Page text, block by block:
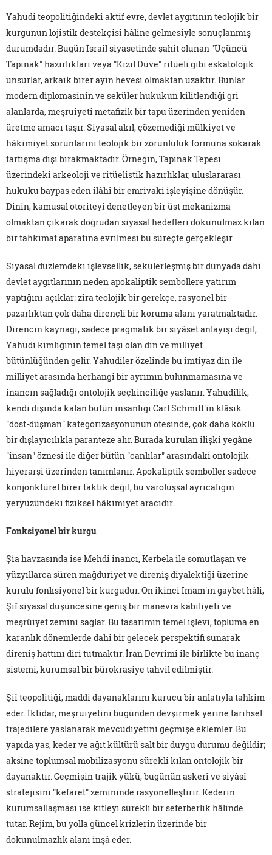
Yahudi teopolitiğindeki aktif evre, devlet aygıtının teolojik bir
kurgunun lojistik destekçisi hâline gelmesiyle sonuçlanmış
durumdadır. Bugün İsrail siyasetinde şahit olunan "Üçüncü
Tapınak" hazırlıkları veya "Kızıl Düve" ritüeli gibi eskatolojik
unsurlar, arkaik birer ayin hevesi olmaktan uzaktır. Bunlar
modern diplomasinin ve seküler hukukun kilitlendiği gri
alanlarda, meşruiyeti metafizik bir tapu üzerinden yeniden
üretme amacı taşır. Siyasal akıl, çözemediği mülkiyet ve
hâkimiyet sorunlarını teolojik bir zorunluluk formuna sokarak
tartışma dışı bırakmaktadır. Örneğin, Tapınak Tepesi
üzerindeki arkeoloji ve ritüelistik hazırlıklar, uluslararası
hukuku baypas eden ilâhî bir emrivaki işleyişine dönüşür.
Dinin, kamusal otoriteyi denetleyen bir üst mekanizma
olmaktan çıkarak doğrudan siyasal hedefleri dokunulmaz kılan
bir tahkimat aparatına evrilmesi bu süreçte gerçekleşir.
Siyasal düzlemdeki işlevsellik, sekülerleşmiş bir dünyada dahi
devlet aygıtlarının neden apokaliptik sembollere yatırım
yaptığını açıklar; zira teolojik bir gerekçe, rasyonel bir
pazarlıktan çok daha dirençli bir koruma alanı yaratmaktadır.
Direncin kaynağı, sadece pragmatik bir siyâset anlayışı değil,
Yahudi kimliğinin temel taşı olan din ve milliyet
bütünlüğünden gelir. Yahudiler özelinde bu imtiyaz din ile
milliyet arasında herhangi bir ayrımın bulunmamasına ve
inancın sağladığı ontolojik seçkinciliğe yaslanır. Yahudilik,
kendi dışında kalan bütün insanlığı Carl Schmitt'in klâsik
"dost-düşman" kategorizasyonunun ötesinde, çok daha köklü
bir dışlayıcılıkla paranteze alır. Burada kurulan ilişki yegâne
"insan" öznesi ile diğer bütün "canlılar" arasındaki ontolojik
hiyerarşi üzerinden tanımlanır. Apokaliptik semboller sadece
konjonktürel birer taktik değil, bu varoluşsal ayrıcalığın
yeryüzündeki fiziksel hâkimiyet aracıdır.
Fonksiyonel bir kurgu
Şia havzasında ise Mehdi inancı, Kerbela ile somutlaşan ve
yüzyıllarca süren mağduriyet ve direniş diyalektiği üzerine
kurulu fonksiyonel bir kurgudur. On ikinci İmam'ın gaybet hâli,
Şiî siyasal düşüncesine geniş bir manevra kabiliyeti ve
meşrûiyet zemini sağlar. Bu tasarımın temel işlevi, topluma en
karanlık dönemlerde dahi bir gelecek perspektifi sunarak
direniş hattını diri tutmaktır. İran Devrimi ile birlikte bu inanç
sistemi, kurumsal bir bürokrasiye tahvil edilmiştir.
Şiî teopolitiği, maddi dayanaklarını kurucu bir anlatıyla tahkim
eder. İktidar, meşruiyetini bugünden devşirmek yerine tarihsel
trajedilere yaslanarak mevcudiyetini geçmişe eklemler. Bu
yapıda yas, keder ve ağıt kültürü salt bir duygu durumu değildir;
aksine toplumsal mobilizasyonu sürekli kılan ontolojik bir
dayanaktır. Geçmişin trajik yükü, bugünün askerî ve siyâsî
stratejisini "kefaret" zemininde rasyonelleştirir. Kederin
kurumsallaşması ise kitleyi sürekli bir seferberlik hâlinde
tutar. Rejim, bu yolla güncel krizlerin üzerinde bir
dokunulmazlık alanı inşâ eder.